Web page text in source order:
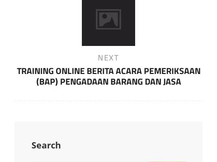
Post
NEXT
TRAINING ONLINE BERITA ACARA PEMERIKSAAN
(BAP) PENGADAAN BARANG DAN JASA
Search